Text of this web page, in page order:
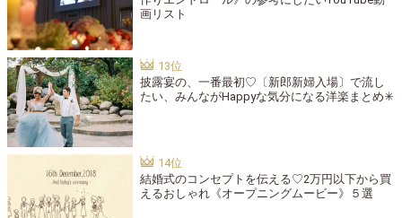
画リスト
披露宴の、一番最初♡〔新郎新婦入場〕で流し
たい、みんながHappyな気分になる洋楽まとめ✳︎
結婚式のコンセプトを伝える♡2万円以下から買
えるおしゃれ《オープニングムービー》５選